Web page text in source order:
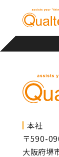
本社
〒590-
大阪府堺